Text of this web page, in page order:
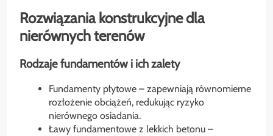
Rozwiązania konstrukcyjne dla
nierównych terenów
Rodzaje fundamentów i ich zalety
Fundamenty płytowe – zapewniają równomierne
rozłożenie obciążeń, redukując ryzyko
nierównego osiadania.
Ławy fundamentowe z lekkich betonu –